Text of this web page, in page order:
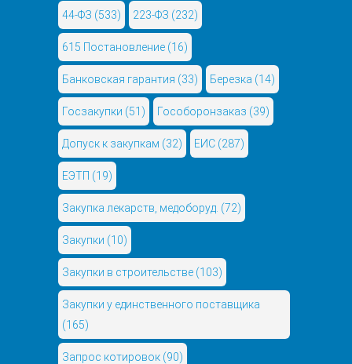
44-ФЗ (533) 223-ФЗ (232)
615 Постановление (16)
Банковская гарантия (33) Березка (14)
Госзакупки (51) Гособоронзаказ (39)
Допуск к закупкам (32) ЕИС (287)
ЕЭТП (19)
Закупка лекарств, медоборуд. (72)
Закупки (10)
Закупки в строительстве (103)
Закупки у единственного поставщика
(165)
Запрос котировок (90)